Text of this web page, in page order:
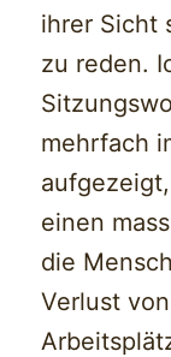
ihrer Sicht
zu reden.
mehrfach
einen
die
Verlust